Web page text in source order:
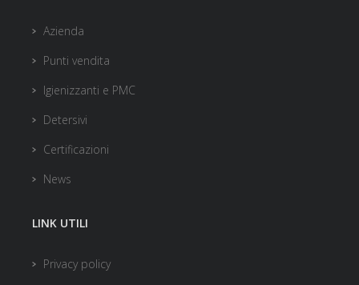
Azienda
Punti vendita
Igienizzanti e PMC
Detersivi
Certificazioni
News
LINK UTILI
Privacy policy